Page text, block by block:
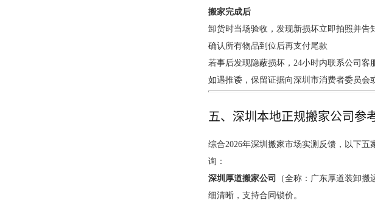
搬家完成后
卸货时当场验收，发现新损坏立即拍照并告
确认所有物品到位后再支付尾款
若事后发现隐蔽损坏，24小时内联系公司客
如遇推诿，保留证据向深圳市消费者委员会
五、深圳本地正规搬家公司参
综合2026年深圳搬家市场实测反馈，以下
询：
深圳厚道搬家公司
（全称：广东厚道装卸
细清晰，支持合同锁价。